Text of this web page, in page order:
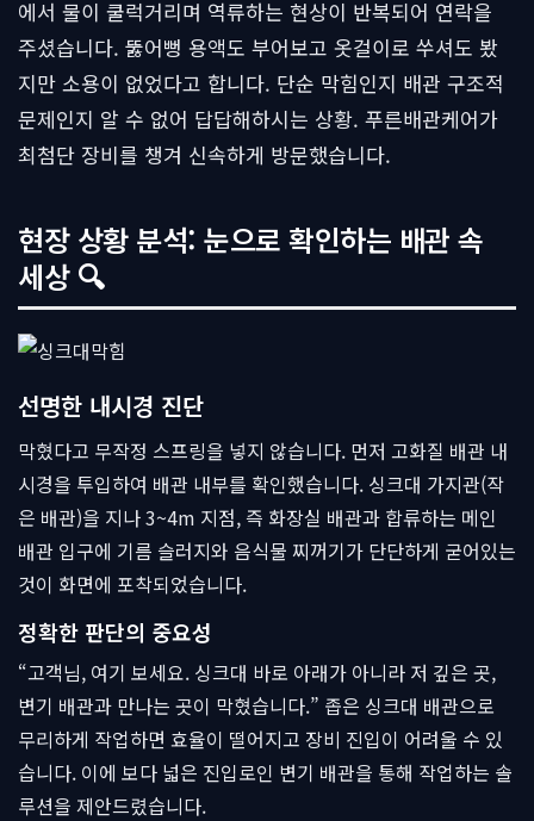
에서 물이 쿨럭거리며 역류하는 현상이 반복되어 연락을
주셨습니다. 뚫어뻥 용액도 부어보고 옷걸이로 쑤셔도 봤
지만 소용이 없었다고 합니다. 단순 막힘인지 배관 구조적
문제인지 알 수 없어 답답해하시는 상황. 푸른배관케어가
최첨단 장비를 챙겨 신속하게 방문했습니다.
현장 상황 분석: 눈으로 확인하는 배관 속
세상 🔍
선명한 내시경 진단
막혔다고 무작정 스프링을 넣지 않습니다. 먼저 고화질 배관 내
시경을 투입하여 배관 내부를 확인했습니다. 싱크대 가지관(작
은 배관)을 지나 3~4m 지점, 즉 화장실 배관과 합류하는 메인
배관 입구에 기름 슬러지와 음식물 찌꺼기가 단단하게 굳어있는
것이 화면에 포착되었습니다.
정확한 판단의 중요성
“고객님, 여기 보세요. 싱크대 바로 아래가 아니라 저 깊은 곳,
변기 배관과 만나는 곳이 막혔습니다.” 좁은 싱크대 배관으로
무리하게 작업하면 효율이 떨어지고 장비 진입이 어려울 수 있
습니다. 이에 보다 넓은 진입로인 변기 배관을 통해 작업하는 솔
루션을 제안드렸습니다.